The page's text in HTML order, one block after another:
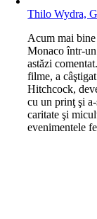
Thilo Wydra,
Acum mai
Monaco într-un
astăzi
filme, a
Hitchcock,
cu un prinţ şi
caritate şi
evenimentele